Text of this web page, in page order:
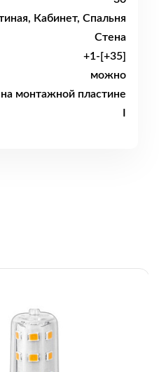
Кабинет, Спальня
Стена
+1-[+35]
можно
на монтажной пластине
I